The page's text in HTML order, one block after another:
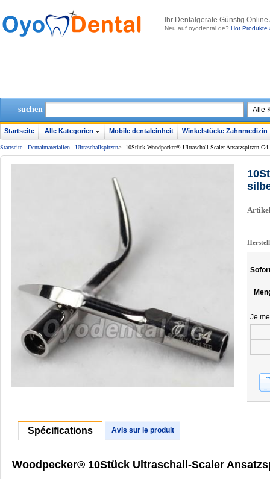
lhr Dentalgeräte Günstig
Neu auf oyodental.de? Hot Produkte
suchen
Startseite Alle Kategorien Mobile dentaleinheit Winkelstücke Zahnmedizin
Startseite - Dentalmaterialien - Ultraschallspitzen> 10Stück Woodpecker® Ultraschall-Scaler Ansatzspitzen
Je
Spécifications Avis sur le produit
Woodpecker® 10Stück Ultraschall-Scaler